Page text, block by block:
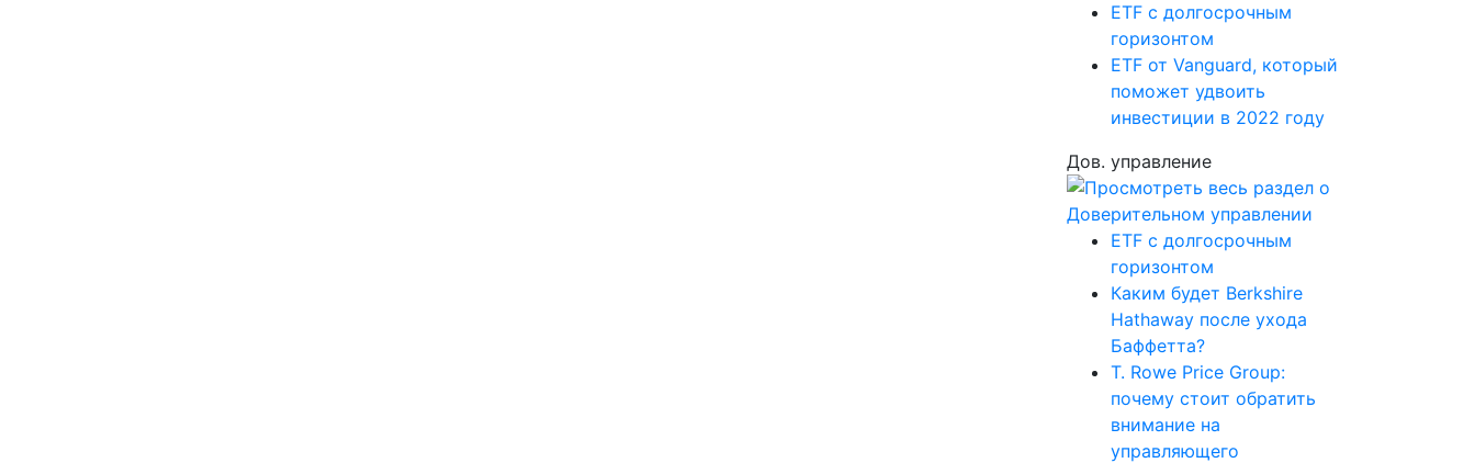
ETF с долгосрочным
горизонтом
ETF от Vanguard, который
поможет удвоить
инвестиции в 2022 году
Дов. управление
ETF с долгосрочным
горизонтом
Каким будет Berkshire
Hathaway после ухода
Баффетта?
T. Rowe Price Group:
почему стоит обратить
внимание на
управляющего